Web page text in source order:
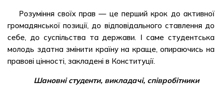
Розуміння своїх прав — це перший крок до активної
громадянської позиції, до відповідального ставлення до
себе, до суспільства та держави. І саме студентська
молодь здатна змінити країну на краще, опираючись на
правові цінності, закладені в Конституції.
Шановні студенти, викладачі, співробітники